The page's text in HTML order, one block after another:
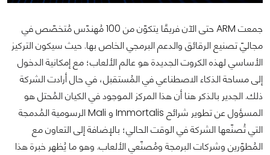
جمعت ARM حتى الآن فريقًا يتكوّن من 100 مُهندّس مُتخصّص في
مجاليّ تصنيع الرقائق والدعم البرمجي الخاص بها. حيث سيكون التركيز
الأساسي لهذه الكروت الجديدة هو عالم الألعاب؛ مع إمكانية الدخول
إلى مساحة الذكاء الاصطناعي في المُستقبل، في حال أرادت الشركة
ذلك. الجدير بالذكر هنا أن هذا المركز الموجود في الكيان المُحتل هو
المسؤول عن تطوير شرائح Immortalis و Mali الرسومية المُدمجة
التي تُصنّعها الشركة في الوقت الحالي؛ بالإضافة إلى التعاون مع
المُطوّرين وشركات البرمجة ومُصنّعي الألعاب. وهو ما يُظهر خبرة هذا